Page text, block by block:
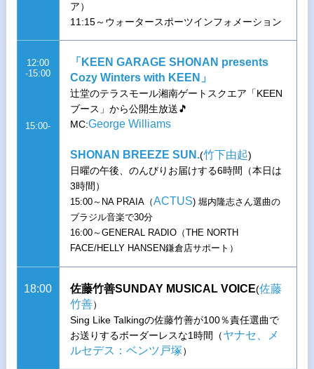
ア）
11:15～ウォータースポーツインフォメーション
12:00
-15:00
15:00-
「KEEN GARAGE SHONAN presents
Cozy Winters with KEEN」
辻堂のテラスモール湘南ゲートスクエア「KEEN
ブース」から公開生放送🎵
MC:George Williams
SHONAN BREEZE SUN.(竹下由起)
日曜の午後、のんびりお届けする6時間（本日は
3時間）
15:00～NA PRAIA（ACTUS) 堀内隆志さん選曲の
ブラジル音楽で30分
16:00～GENERAL RADIO（THE NORTH
FACE/HELLY HANSEN鎌倉店サポート）
18:00 佐藤竹善SUNDAY MUSICAL VOICE(佐藤
竹善）
Sing Like Talkingの佐藤竹善が100％責任選曲で
お送りするボーダーレスな1時間（ヤナセ、メ
ルセデス：ベンツ戸塚）